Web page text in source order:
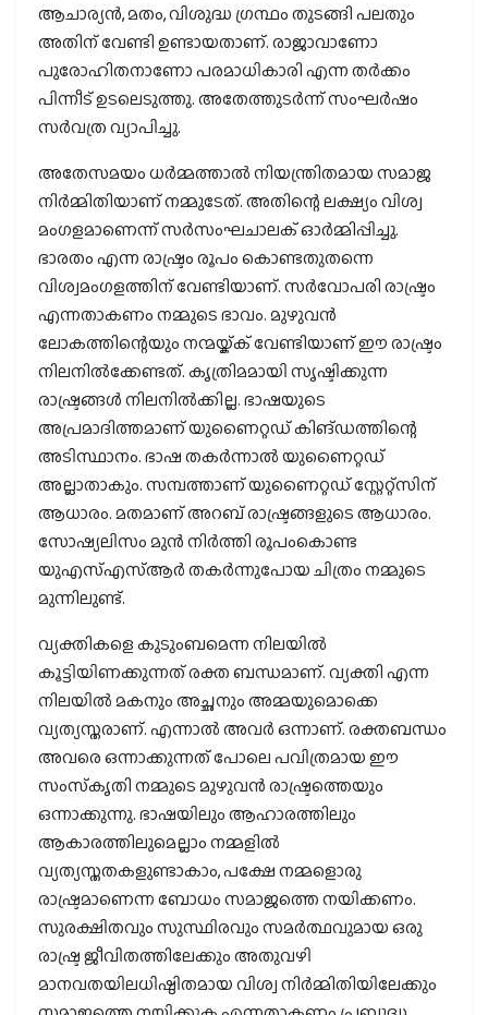
ആചാര്യന്‍, മതം, വിശുദ്ധ ഗ്രന്ഥം തുടങ്ങി പലതും
അതിന് വേണ്ടി ഉണ്ടായതാണ്. രാജാവാണോ
പുരോഹിതനാണോ പരമാധികാരി എന്ന തര്‍ക്കം
പിന്നീട് ഉടലെടുത്തു. അതേത്തുടര്‍ന്ന് സംഘര്‍ഷം
സര്‍വത്ര വ്യാപിച്ചു.
അതേസമയം ധര്‍മ്മത്താല്‍ നിയന്ത്രിതമായ സമാജ
നിര്‍മ്മിതിയാണ് നമ്മുടേത്. അതിന്റെ ലക്ഷ്യം വിശ്വ
മംഗളമാണെന്ന് സര്‍സംഘചാലക് ഓര്‍മ്മിപ്പിച്ചു.
ഭാരതം എന്ന രാഷ്ട്രം രൂപം കൊണ്ടതുതന്നെ
വിശ്വമംഗളത്തിന് വേണ്ടിയാണ്. സര്‍വോപരി രാഷ്ട്രം
എന്നതാകണം നമ്മുടെ ഭാവം. മുഴുവന്‍
ലോകത്തിന്റെയും നന്മയ്ക്ക് വേണ്ടിയാണ് ഈ രാഷ്ട്രം
നിലനില്‍ക്കേണ്ടത്. കൃത്രിമമായി സൃഷ്ടിക്കുന്ന
രാഷ്ട്രങ്ങള്‍ നിലനില്‍ക്കില്ല. ഭാഷയുടെ
അപ്രമാദിത്തമാണ് യുണൈറ്റഡ് കിങ്ഡത്തിന്റെ
അടിസ്ഥാനം. ഭാഷ തകര്‍ന്നാല്‍ യുണൈറ്റഡ്
അല്ലാതാകും. സമ്പത്താണ് യുണൈറ്റഡ് സ്റ്റേറ്റ്‌സിന്
ആധാരം. മതമാണ് അറബ് രാഷ്ട്രങ്ങളുടെ ആധാരം.
സോഷ്യലിസം മുന്‍ നിര്‍ത്തി രൂപംകൊണ്ട
യുഎസ്എസ്ആര്‍ തകര്‍ന്നുപോയ ചിത്രം നമ്മുടെ
മുന്നിലുണ്ട്.
വ്യക്തികളെ കുടുംബമെന്ന നിലയില്‍
കൂട്ടിയിണക്കുന്നത് രക്ത ബന്ധമാണ്. വ്യക്തി എന്ന
നിലയില്‍ മകനും അച്ഛനും അമ്മയുമൊക്കെ
വ്യത്യസ്തരാണ്. എന്നാല്‍ അവര്‍ ഒന്നാണ്. രക്തബന്ധം
അവരെ ഒന്നാക്കുന്നത് പോലെ പവിത്രമായ ഈ
സംസ്‌കൃതി നമ്മുടെ മുഴുവന്‍ രാഷ്ട്രത്തെയും
ഒന്നാക്കുന്നു. ഭാഷയിലും ആഹാരത്തിലും
ആകാരത്തിലുമെല്ലാം നമ്മളില്‍
വ്യത്യസ്തതകളുണ്ടാകാം, പക്ഷേ നമ്മളൊരു
രാഷ്ട്രമാണെന്ന ബോധം സമാജത്തെ നയിക്കണം.
സുരക്ഷിതവും സുസ്ഥിരവും സമര്‍ത്ഥവുമായ ഒരു
രാഷ്ട്ര ജീവിതത്തിലേക്കും അതുവഴി
മാനവതയിലധിഷ്ഠിതമായ വിശ്വ നിര്‍മ്മിതിയിലേക്കും